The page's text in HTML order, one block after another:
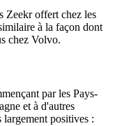
Zeekr offert chez les
à la façon dont
chez Volvo.
par les Pays-
et à d'autres
largement positives :